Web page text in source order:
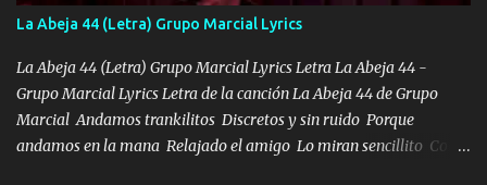
FALTA UN HERMANO DE CLAVE ERA EL 24 SIEMPRE FUE UN
HOMBRE VALIENTE POR ALGO M'URIÓ PELEAND0 SIEMPRE
VIO POR LA FAMILIA PARA QUE SIGA EL LEGADO Es el DOS de
los HERMANOS un cerebro inteligente y com...
La Abeja 44 (Letra) Grupo Marcial Lyrics
La Abeja 44 (Letra) Grupo Marcial Lyrics Letra La Abeja 44 -
Grupo Marcial Lyrics Letra de la canción La Abeja 44 de Grupo
Marcial Andamos trankilitos Discretos y sin ruido Porque
andamos en la mana Relajado el amigo Lo miran sencillito Con